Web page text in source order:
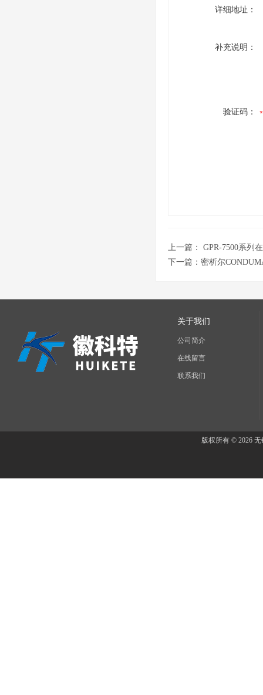
详细地址：
补充说明：
验证码：
上一篇： GPR-7500系列
下一篇： 密析尔
关于我们
公司简介
在线留言
联系我们
版权所有 © 2026